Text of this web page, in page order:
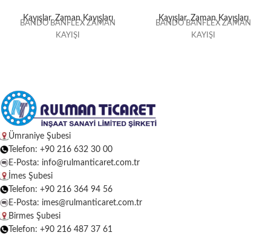
Kayışlar,Zaman Kayışları
BANDO BANFLEX ZAMAN
KAYIŞI
Kayışlar,Zaman Kayışları
BANDO BANFLEX ZAMAN
KAYIŞI
Ümraniye Şubesi
Telefon: +90 216 632 30 00
E-Posta: info@rulmanticaret.com.tr
İmes Şubesi
Telefon: +90 216 364 94 56
E-Posta: imes@rulmanticaret.com.tr
Birmes Şubesi
Telefon: +90 216 487 37 61